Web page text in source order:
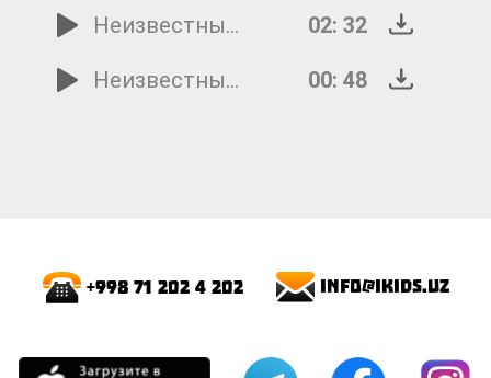
Неизвестный исполнитель - Дорожка 1
02: 32
Неизвестный исполнитель - Дорожка
00: 48
+998 71 202 4 202 info@ikids.uz